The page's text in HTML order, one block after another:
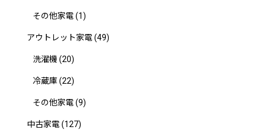
その他家電(1)
アウトレット家電(49)
洗濯機(20)
冷蔵庫(22)
その他家電(9)
中古家電(127)